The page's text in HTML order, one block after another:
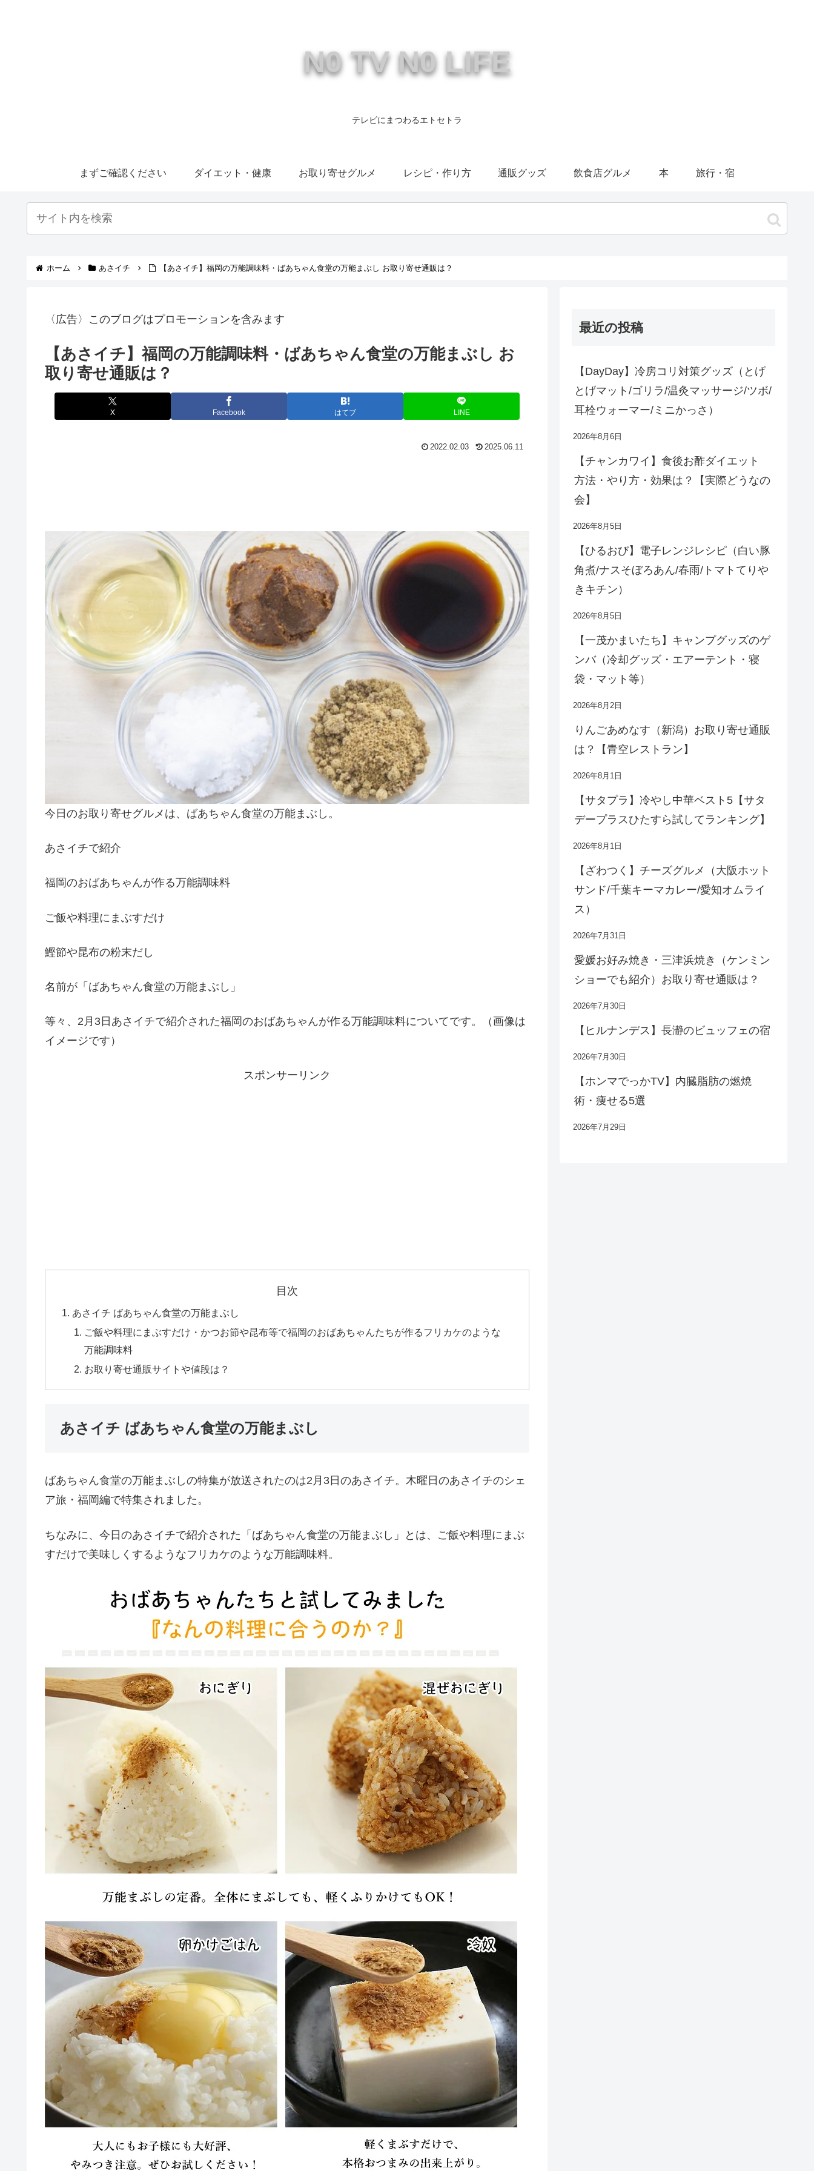
N0 TV N0 LIFE
テレビにまつわるエトセトラ
まずご確認ください ダイエット・健康 お取り寄せグルメ レシピ・作り方 通販グッズ 飲食店グルメ 本 旅行・宿
ホーム あさイチ 【あさイチ】福岡の万能調味料・ばあちゃん食堂の万能まぶし お取り寄せ通販は？
〈広告〉このブログはプロモーションを含みます
【あさイチ】福岡の万能調味料・ばあちゃん食堂の万能まぶし お
取り寄せ通販は？
X Facebook はてブ LINE
2022.02.03 2025.06.11
今日のお取り寄せグルメは、ばあちゃん食堂の万能まぶし。
あさイチで紹介
福岡のおばあちゃんが作る万能調味料
ご飯や料理にまぶすだけ
鰹節や昆布の粉末だし
名前が「ばあちゃん食堂の万能まぶし」
等々、2月3日あさイチで紹介された福岡のおばあちゃんが作る万能調味料についてです。（画像は
イメージです）
スポンサーリンク
目次
あさイチ ばあちゃん食堂の万能まぶし
ご飯や料理にまぶすだけ・かつお節や昆布等で福岡のおばあちゃんたちが作るフリカケのような
万能調味料
お取り寄せ通販サイトや値段は？
あさイチ ばあちゃん食堂の万能まぶし
ばあちゃん食堂の万能まぶしの特集が放送されたのは2月3日のあさイチ。木曜日のあさイチのシェ
ア旅・福岡編で特集されました。
ちなみに、今日のあさイチで紹介された「ばあちゃん食堂の万能まぶし」とは、ご飯や料理にまぶ
すだけで美味しくするようなフリカケのような万能調味料。
最近の投稿
【DayDay】冷房コリ対策グッズ（とげ
とげマット/ゴリラ/温灸マッサージ/ツボ/
耳栓ウォーマー/ミニかっさ）
2026年8月6日
【チャンカワイ】食後お酢ダイエット
方法・やり方・効果は？【実際どうなの
会】
2026年8月5日
【ひるおび】電子レンジレシピ（白い豚
角煮/ナスそぼろあん/春雨/トマトてりや
きキチン）
2026年8月5日
【一茂かまいたち】キャンプグッズのゲ
ンバ（冷却グッズ・エアーテント・寝
袋・マット等）
2026年8月2日
りんごあめなす（新潟）お取り寄せ通販
は？【青空レストラン】
2026年8月1日
【サタプラ】冷やし中華ベスト5【サタ
デープラスひたすら試してランキング】
2026年8月1日
【ざわつく】チーズグルメ（大阪ホット
サンド/千葉キーマカレー/愛知オムライ
ス）
2026年7月31日
愛媛お好み焼き・三津浜焼き（ケンミン
ショーでも紹介）お取り寄せ通販は？
2026年7月30日
【ヒルナンデス】長瀞のビュッフェの宿
2026年7月30日
【ホンマでっかTV】内臓脂肪の燃焼
術・痩せる5選
2026年7月29日